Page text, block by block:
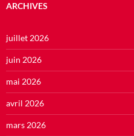
ARCHIVES
juillet 2026
juin 2026
mai 2026
avril 2026
mars 2026